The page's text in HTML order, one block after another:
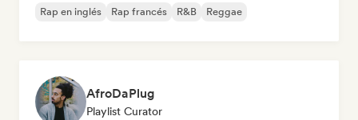
Rap en inglés
Rap francés R&B Reggae
AfroDaPlug
Playlist Curator